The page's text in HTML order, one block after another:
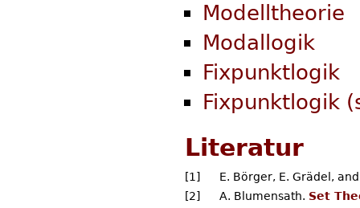
Modelltheorie
Modallogik
Fixpunktlogik
Fixpunktlogik
Literatur
[1]
E. Börger, E. Grädel,
[2]
A. Blumensath. Set